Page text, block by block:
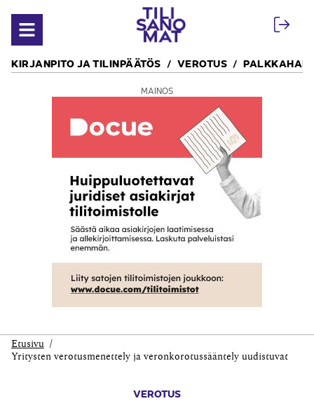
Avaa valikko
KIRJANPITO JA TILINPÄÄTÖS VEROTUS
MAINOS
Etusivu
Yritysten verotusmenettely ja veronkorotussääntely uudistuvat
VEROTUS